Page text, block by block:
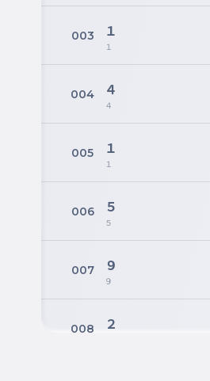
003 １
１
004 ４
４
005 １
１
006 ５
５
007 ９
９
008 ２